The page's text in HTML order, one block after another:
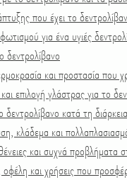
που έχει το
για ένα υγιές
δεντρολίβανο
και προστασία που
επιλογή γλάστρας για το
δεντρολίβανο κατά τη
κλάδεμα και
και συχνά προβλήματα
οφέλη και χρήσεις που